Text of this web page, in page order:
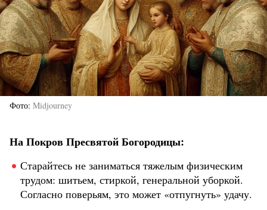
Фото Midjourney
На Покров Пресвятой Богородицы:
Старайтесь не заниматься тяжелым физическим
трудом: шитьем, стиркой, генеральной уборкой.
Согласно поверьям, это может «отпугнуть» удачу.